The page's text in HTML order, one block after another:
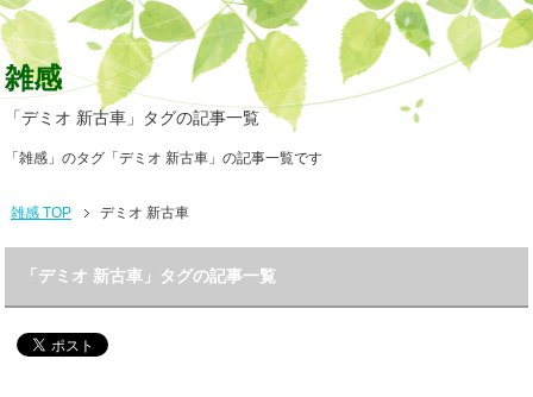
雑感
「デミオ 新古車」タグの記事一覧
「雑感」のタグ「デミオ 新古車」の記事一覧です
雑感 TOP デミオ 新古車
「デミオ 新古車」タグの記事一覧